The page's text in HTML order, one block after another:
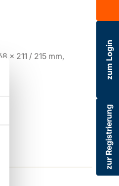
x 211 / 215 mm,
zum Login
zur Registrierung